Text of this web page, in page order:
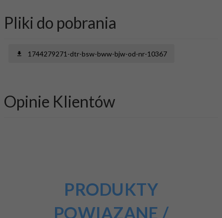
Pliki do pobrania
1744279271-dtr-bsw-bww-bjw-od-nr-10367
Opinie Klientów
PRODUKTY
POWIĄZANE /